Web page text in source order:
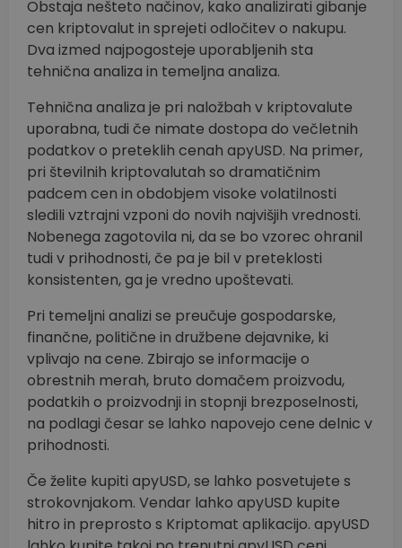
Obstaja nešteto načinov, kako analizirati gibanje
cen kriptovalut in sprejeti odločitev o nakupu.
Dva izmed najpogosteje uporabljenih sta
tehnična analiza in temeljna analiza.
Tehnična analiza je pri naložbah v kriptovalute
uporabna, tudi če nimate dostopa do večletnih
podatkov o preteklih cenah apyUSD. Na primer,
pri številnih kriptovalutah so dramatičnim
padcem cen in obdobjem visoke volatilnosti
sledili vztrajni vzponi do novih najvišjih vrednosti.
Nobenega zagotovila ni, da se bo vzorec ohranil
tudi v prihodnosti, če pa je bil v preteklosti
konsistenten, ga je vredno upoštevati.
Pri temeljni analizi se preučuje gospodarske,
finančne, politične in družbene dejavnike, ki
vplivajo na cene. Zbirajo se informacije o
obrestnih merah, bruto domačem proizvodu,
podatkih o proizvodnji in stopnji brezposelnosti,
na podlagi česar se lahko napovejo cene delnic v
prihodnosti.
Če želite kupiti apyUSD, se lahko posvetujete s
strokovnjakom. Vendar lahko apyUSD kupite
hitro in preprosto s Kriptomat aplikacijo. apyUSD